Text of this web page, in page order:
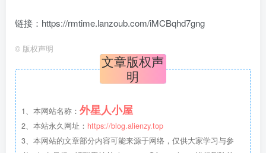
影视
OK接口
接口
月
2
v1.0.9电视盒
子破解版下
载，继续免费
播！
盒子应用 # 小苹果
电视直播软件
下载，啥频道
分类都有哦！
付费阅读 # 电视盒子
ITV源3/12
# 直
链接：https://rmtime.lanzoub.com/iMCBqhd7gng
© 版权声明
文章版权声
明
1、本网站名称： 外星人小屋
2、本站永久网址： https://blog.alienzy.top
3、本网站的文章部分内容可能来源于网络，仅供大家学习与参